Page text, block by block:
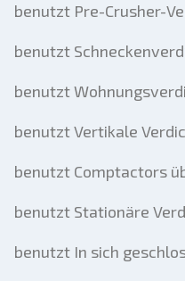
benutzt Pre-Crusher-
benutzt
benutzt
benutzt Vertikale
benutzt Comptactors
benutzt Stationäre
benutzt In sich